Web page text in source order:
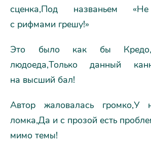
сценка,Под названьем
с рифмами грешу!»
Это было как бы
людоеда,Только данный
на высший бал!
Автор жаловалась
ломка,Да и с прозой есть
мимо темы!